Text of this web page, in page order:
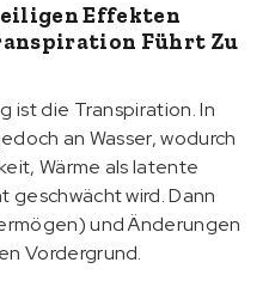
Effekten
Führt Zu
ist die Transpiration. In
an Wasser, wodurch
Wärme als latente
geschwächt wird. Dann
und Änderungen
Vordergrund.